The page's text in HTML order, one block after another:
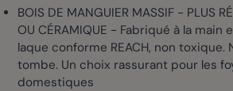
BOIS DE MANGUIER MASSIF - PLUS
OU CÉRAMIQUE - Fabriqué à la main
laque conforme REACH, non toxique.
tombe. Un choix rassurant pour les
domestiques